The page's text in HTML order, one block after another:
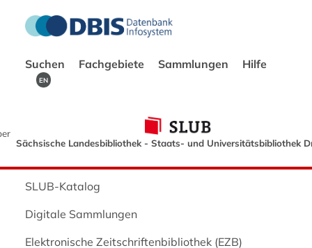
Suchen Fachgebiete Sammlungen Hilfe
EN
Sächsische Landesbibliothek - Staats- und Universitätsbibliothek
SLUB-Katalog
Digitale Sammlungen
Elektronische Zeitschriftenbibliothek (EZB)